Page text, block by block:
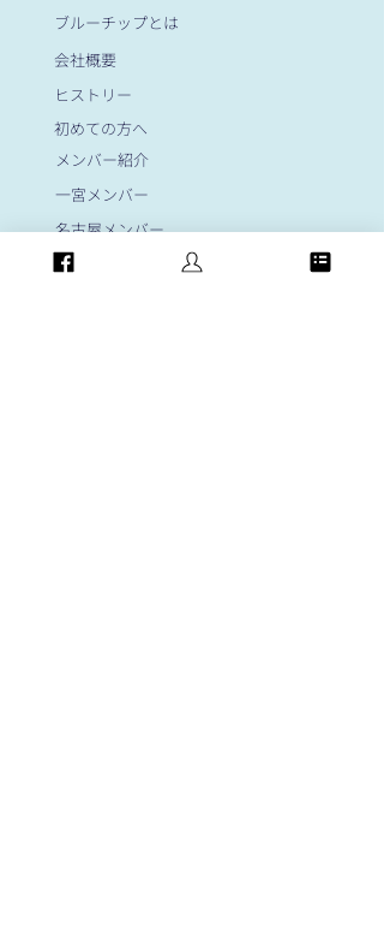
ブルーチップとは
会社概要
ヒストリー
初めての方へ
メンバー紹介
一宮メンバー
名古屋メンバー
岐阜メンバー